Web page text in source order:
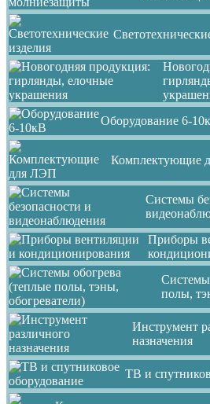
Оборудование 6-
Комплектующие
Системы
Приборы
Системы
полы,
Инструмент
назначения
ТВ и